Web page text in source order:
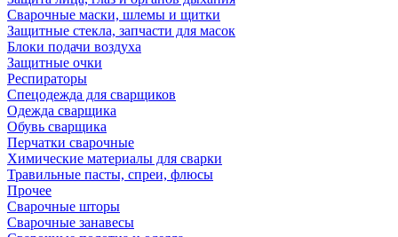
Сварочные маски, шлемы и щитки
Защитные стекла, запчасти для масок
Блоки подачи воздуха
Защитные очки
Респираторы
Спецодежда для сварщиков
Одежда сварщика
Обувь сварщика
Перчатки сварочные
Химические материалы для сварки
Травильные пасты, спреи, флюсы
Прочее
Сварочные шторы
Сварочные занавесы